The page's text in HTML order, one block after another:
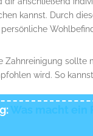
kannst. Durch
Zahnreinigung sollte
wird. So
Was macht ein